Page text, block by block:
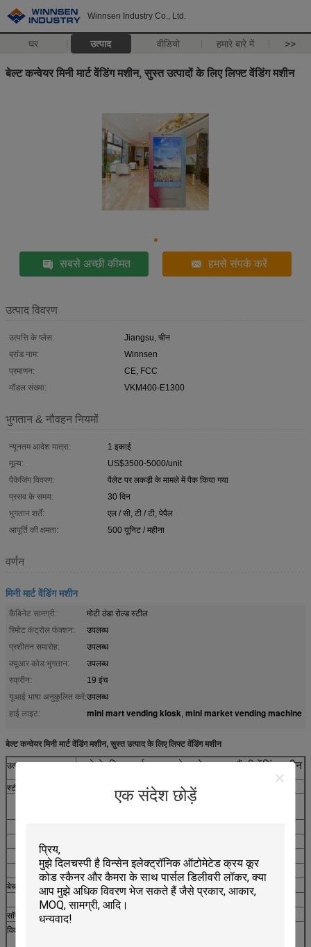
Winnsen Industry Co., Ltd.
घर उत्पाद वीडियो हमारे बारे में >>
एक संदेश छोड़ें
बेल्ट कन्वेयर मिनी मार्ट वेंडिंग मशीन, सुस्त उत्पादों के लिए लिफ्ट वेंडिंग मशीन
सबसे अच्छी कीमत हमसे संपर्क करें
उत्पाद विवरण
उत्पत्ति के प्लेस:
Jiangsu, चीन
ब्रांड नाम:
Winnsen
प्रमाणन:
CE, FCC
मॉडल संख्या:
VKM400-E1300
भुगतान & नौवहन नियमों
न्यूनतम आदेश मात्रा:
1 इकाई
मूल्य:
US$3500-5000/unit
पैकेजिंग विवरण:
पैलेट पर लकड़ी के मामले में पैक किया गया
प्रसव के समय:
30 दिन
भुगतान शर्तें:
एल / सी, टी / टी, पेपैल
आपूर्ति की क्षमता:
500 यूनिट / महीना
वर्णन
मिनी मार्ट वेंडिंग मशीन
कैबिनेट सामग्री:
मोटी ठंडा रोल्ड स्टील
रिमोट कंट्रोल फंक्शन:
उपलब्ध
प्रशीतन समारोह:
उपलब्ध
क्यूआर कोड भुगतान:
उपलब्ध
स्क्रीन:
19 इंच
यूआई भाषा अनुकूलित करें:उपलब्ध
हाई लाइट:
mini mart vending kiosk, mini market vending machine
बेल्ट कन्वेयर मिनी मार्ट वेंडिंग मशीन, सुस्त उत्पाद के लिए लिफ्ट वेंडिंग मशीन
उत्पाद का नाम सबवे के लिए कार्ड भुगतान केक बेक्ड फूड कैंडी वेंडिंग मशीन
स्टील बॉडी
कुल मिलाकर आकार: W1500 x D1050 x H1917 मिमी
उच्च गुणवत्ता वाले स्टील सामग्री कैबिनेट, विभिन्न में पर्यावरण-सुरक्षात्मक रंग
इंटेलिजेंट लिफ्ट माल लेता है
कस्टम डिजाइन स्वीकार्य है
बेचना क्षमता
मिन। उत्पाद पैकेज आकार बेचना: 25 x 25 x 25 मिमी
मैक्स। उत्पाद पैकेज आकार बेचना: 200 x 200 x 200 मिमी
सॉफ्टवेयर विकल्प
विवाद तंत्र